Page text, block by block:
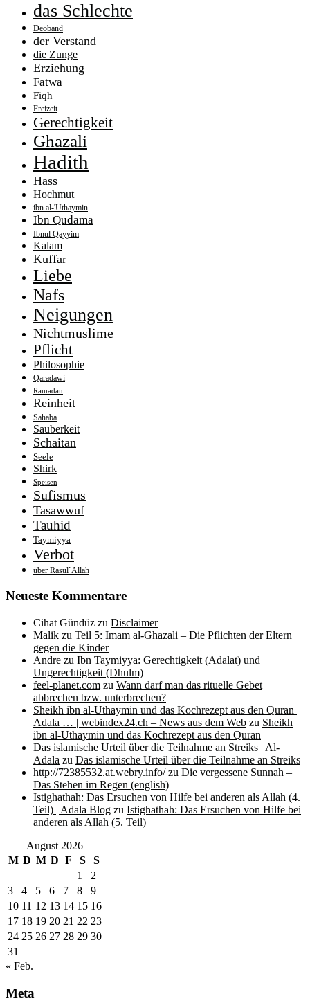
das Schlechte
Deoband
der Verstand
die Zunge
Erziehung
Fatwa
Fiqh
Freizeit
Gerechtigkeit
Ghazali
Hadith
Hass
Hochmut
ibn al-'Uthaymin
Ibn Qudama
Ibnul Qayyim
Kalam
Kuffar
Liebe
Nafs
Neigungen
Nichtmuslime
Pflicht
Philosophie
Qaradawi
Ramadan
Reinheit
Sahaba
Sauberkeit
Schaitan
Seele
Shirk
Speisen
Sufismus
Tasawwuf
Tauhid
Taymiyya
Verbot
über Rasul`Allah
Neueste Kommentare
Cihat Gündüz zu Disclaimer
Malik zu Teil 5: Imam al-Ghazali – Die Pflichten der Eltern
gegen die Kinder
Andre zu Ibn Taymiyya: Gerechtigkeit (Adalat) und
Ungerechtigkeit (Dhulm)
feel-planet.com zu Wann darf man das rituelle Gebet
abbrechen bzw. unterbrechen?
Sheikh ibn al-Uthaymin und das Kochrezept aus den Quran |
Adala … | webindex24.ch – News aus dem Web zu Sheikh
ibn al-Uthaymin und das Kochrezept aus den Quran
Das islamische Urteil über die Teilnahme an Streiks | Al-
Adala zu Das islamische Urteil über die Teilnahme an Streiks
http://72385532.at.webry.info/zu Die vergessene Sunnah –
Das Stehen im Regen (english)
Istighathah: Das Ersuchen von Hilfe bei anderen als Allah (4.
Teil) | Adala Blog zu Istighathah: Das Ersuchen von Hilfe bei
anderen als Allah (5. Teil)
August 2026
M D M D F S
S
1
2
3
4 5 6 7 8
9
10 11 12 13 14 15 16
17 18 19 20 21 22 23
24 25 26 27 28 29 30
31
« Feb.
Meta